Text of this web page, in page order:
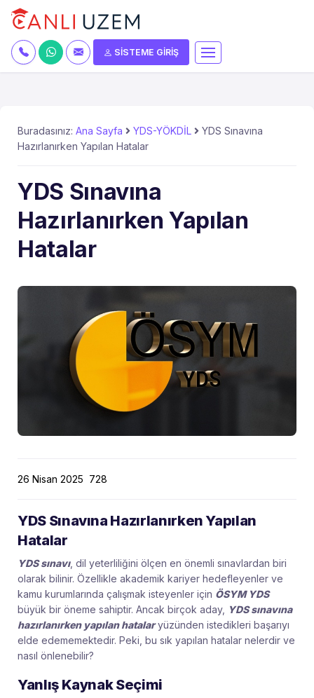
SİSTEME GİRİŞ
Buradasınız: Ana Sayfa YDS-YÖKDİL
YDS Sınavına
Hazırlanırken Yapılan Hatalar
YDS Sınavına
Hazırlanırken Yapılan
Hatalar
26 Nisan 2025 728
YDS Sınavına Hazırlanırken Yapılan
Hatalar
YDS sınavı, dil yeterliliğini ölçen en önemli sınavlardan biri
olarak bilinir. Özellikle akademik kariyer hedefleyenler ve
kamu kurumlarında çalışmak isteyenler için ÖSYM YDS
büyük bir öneme sahiptir. Ancak birçok aday, YDS sınavına
hazırlanırken yapılan hatalaryüzünden istedikleri başarıyı
elde edememektedir. Peki, bu sık yapılan hatalar nelerdir ve
nasıl önlenebilir?
Yanlış Kaynak Seçimi